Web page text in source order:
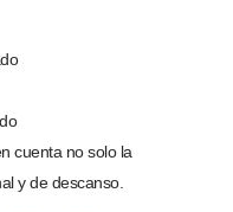
cuenta no solo la
y de descanso.